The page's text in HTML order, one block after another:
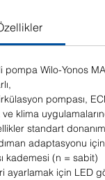
pompa Wilo-Yonos
pompası,
klima
standart
adaptasyonu
kademesi (n = sabit)
ayarlamak için LED